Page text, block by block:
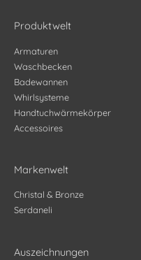
Produktwelt
Armaturen
Waschbecken
Badewannen
Whirlsysteme
Handtuchwärmekörper
Accessoires
Markenwelt
Christal & Bronze
Serdaneli
Auszeichnungen